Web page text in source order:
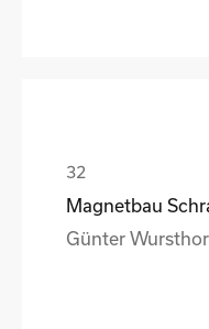
Magnetbau
Günter